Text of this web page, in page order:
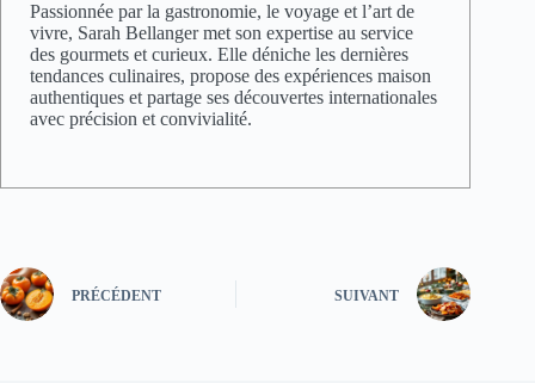
Passionnée par la gastronomie, le voyage et l’art de
vivre, Sarah Bellanger met son expertise au service
des gourmets et curieux. Elle déniche les dernières
tendances culinaires, propose des expériences maison
authentiques et partage ses découvertes internationales
avec précision et convivialité.
PRÉCÉDENT SUIVANT